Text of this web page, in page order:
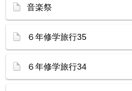
音楽祭
６年修学旅行35
６年修学旅行34